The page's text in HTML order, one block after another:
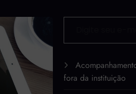
Digite seu e-mail…
fora da instituição